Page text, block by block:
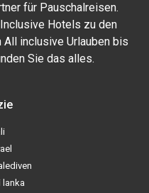
für Pauschalreisen.
Hotels zu den
inclusive Urlauben bis
Sie das alles.
lanka